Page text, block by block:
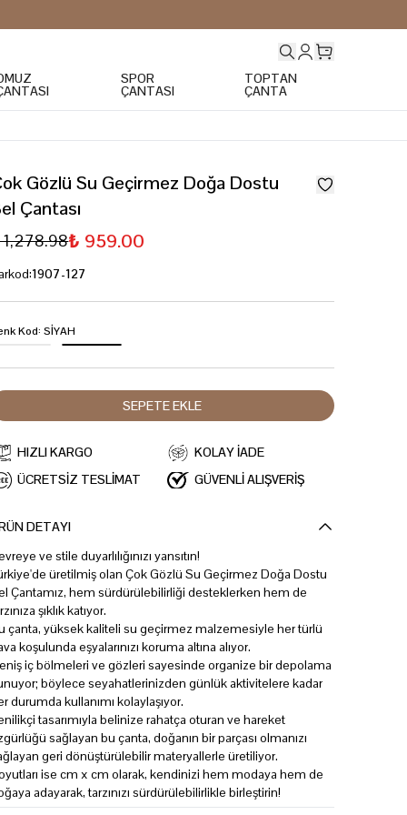
SPOR
ÇANTASI
TOPTAN
ÇANTA
Gözlü Su Geçirmez Doğa Dostu
Çantası
1,278.98₺ 959.00
:1907-127
Kod:SİYAH
SEPETE EKLE
HIZLI KARGO
KOLAY İADE
ÜCRETSİZ TESLİMAT
GÜVENLİ ALIŞVERİŞ
DETAYI
ve stile duyarlılığınızı yansıtın!
üretilmiş olan Çok Gözlü Su Geçirmez Doğa Dostu
Çantamız, hem sürdürülebilirliği desteklerken hem de
şıklık katıyor.
çanta, yüksek kaliteli su geçirmez malzemesiyle her türlü
koşulunda eşyalarınızı koruma altına alıyor.
iç bölmeleri ve gözleri sayesinde organize bir depolama
böylece seyahatlerinizden günlük aktivitelere kadar
durumda kullanımı kolaylaşıyor.
tasarımıyla belinize rahatça oturan ve hareket
sağlayan bu çanta, doğanın bir parçası olmanızı
geri dönüştürülebilir materyallerle üretiliyor.
ise cm x cm olarak, kendinizi hem modaya hem de
adayarak, tarzınızı sürdürülebilirlikle birleştirin!